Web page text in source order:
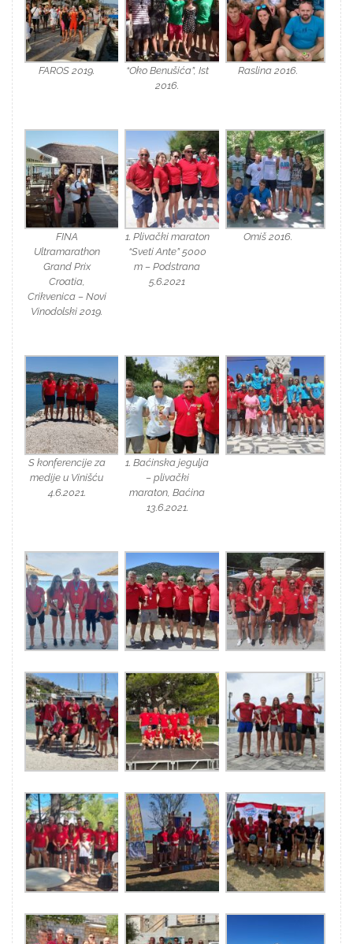
FAROS 2019.
“Oko Benušića”, Ist
2016.
Raslina 2016.
FINA
Ultramarathon
Grand Prix
Croatia,
Crikvenica – Novi
Vinodolski 2019.
1. Plivački maraton
“Sveti Ante” 5000
m – Podstrana
5.6.2021
Omiš 2016.
S konferencije za
medije u Vinišću
4.6.2021.
1. Baćinska jegulja
– plivački
maraton, Baćina
13.6.2021.